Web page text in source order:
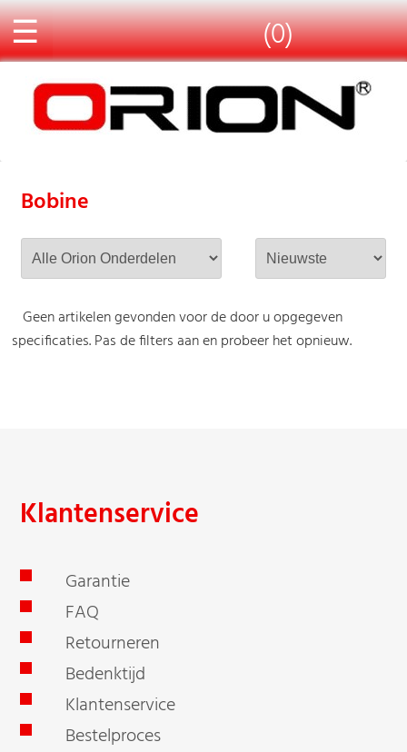
☰ (0)
Bobine
Geen artikelen gevonden voor de door u opgegeven
specificaties. Pas de filters aan en probeer het opnieuw.
Klantenservice
Garantie
FAQ
Retourneren
Bedenktijd
Klantenservice
Bestelproces